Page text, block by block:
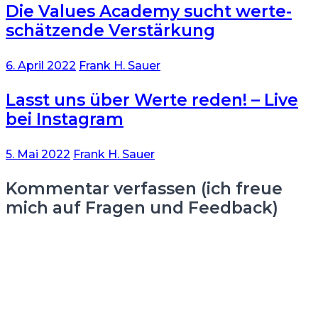
Die Values Academy sucht werte-
schätzende Verstärkung
6. April 2022 Frank H. Sauer
Lasst uns über Werte reden! – Live
bei Instagram
5. Mai 2022 Frank H. Sauer
Kommentar verfassen (ich freue
mich auf Fragen und Feedback)